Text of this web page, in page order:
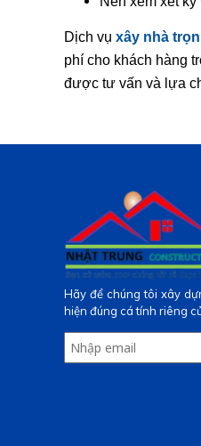
Dịch vụ xây nhà
phí cho khách hàng
được tư vấn và lựa
Hãy để chúng tôi xây
hiện đúng cá tính riêng